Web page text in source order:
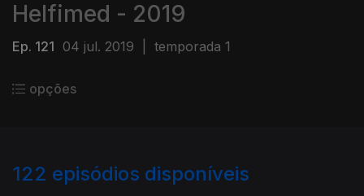
Helfimed - 2019
Ep. 121 04 jul. 2019 temporada 1
opções
122 episódios disponíveis